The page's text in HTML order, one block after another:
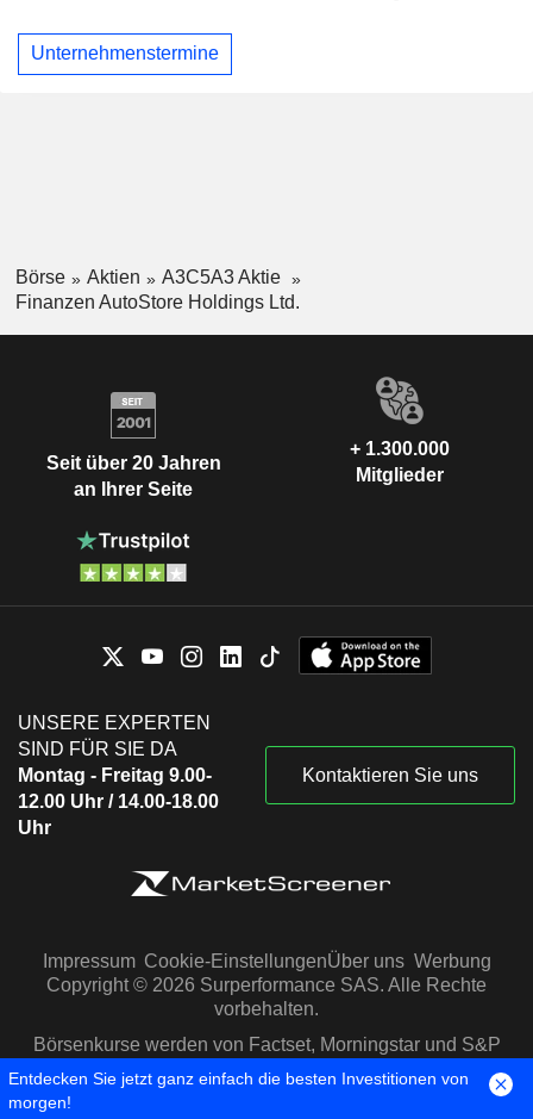
Unternehmenstermine
Börse Aktien
A3C5A3 Aktie
Finanzen AutoStore Holdings Ltd.
Seit über 20 Jahren
an Ihrer Seite
+ 1.300.000
Mitglieder
UNSERE EXPERTEN
SIND FÜR SIE DA
Montag - Freitag 9.00-
12.00 Uhr / 14.00-18.00
Uhr
Kontaktieren Sie uns
Impressum Cookie-EinstellungenÜber uns Werbung
Copyright © 2026 Surperformance SAS. Alle Rechte
vorbehalten.
Börsenkurse werden von Factset, Morningstar und S&P
Capital IQ zur Verfügung gestellt
Entdecken Sie jetzt ganz einfach die besten Investitionen von
morgen!